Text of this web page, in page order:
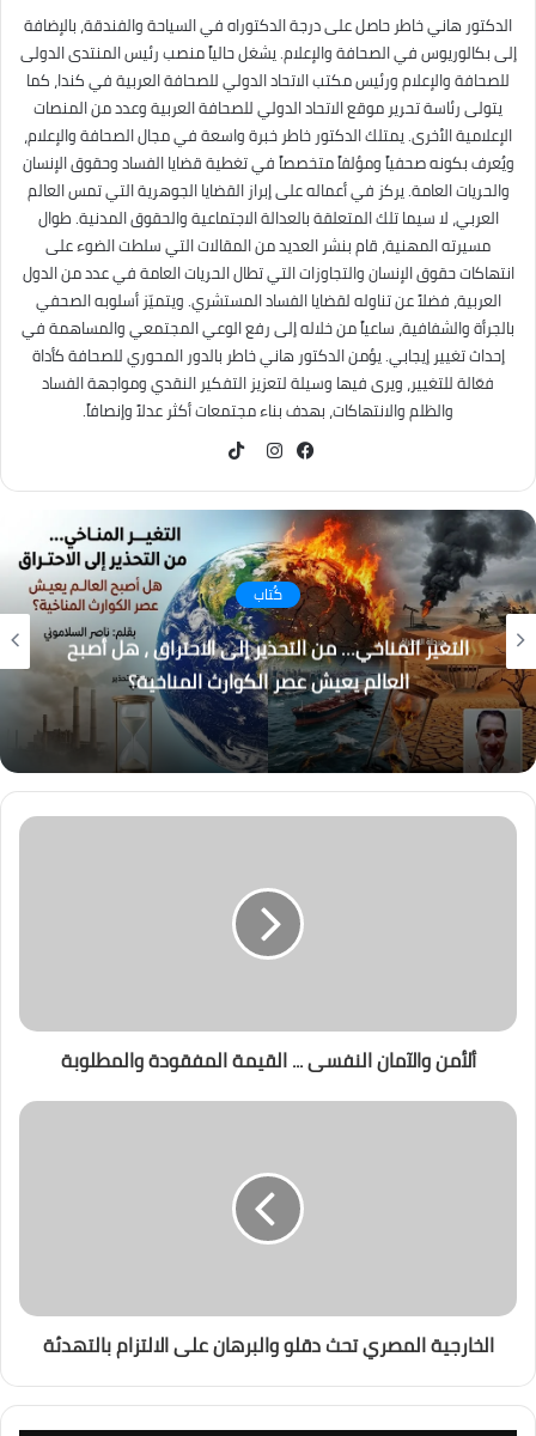
الدكتور هاني خاطر حاصل على درجة الدكتوراه في السياحة والفندقة، بالإضافة
إلى بكالوريوس في الصحافة والإعلام. يشغل حالياً منصب رئيس المنتدى الدولى
للصحافة والإعلام ورئيس مكتب الاتحاد الدولي للصحافة العربية في كندا، كما
يتولى رئاسة تحرير موقع الاتحاد الدولي للصحافة العربية وعدد من المنصات
الإعلامية الأخرى. يمتلك الدكتور خاطر خبرة واسعة في مجال الصحافة والإعلام،
ويُعرف بكونه صحفياً ومؤلفاً متخصصاً في تغطية قضايا الفساد وحقوق الإنسان
والحريات العامة. يركز في أعماله على إبراز القضايا الجوهرية التي تمس العالم
العربي، لا سيما تلك المتعلقة بالعدالة الاجتماعية والحقوق المدنية. طوال
مسيرته المهنية، قام بنشر العديد من المقالات التي سلطت الضوء على
انتهاكات حقوق الإنسان والتجاوزات التي تطال الحريات العامة في عدد من الدول
العربية، فضلاً عن تناوله لقضايا الفساد المستشري. ويتميّز أسلوبه الصحفي
بالجرأة والشفافية، ساعياً من خلاله إلى رفع الوعي المجتمعي والمساهمة في
إحداث تغيير إيجابي. يؤمن الدكتور هاني خاطر بالدور المحوري للصحافة كأداة
فعّالة للتغيير، ويرى فيها وسيلة لتعزيز التفكير النقدي ومواجهة الفساد
والظلم والانتهاكات، بهدف بناء مجتمعات أكثر عدلاً وإنصافاً.
كُتاب
التغير المناخي… من التحذير إلى الاحتراق ، هل أصبح
العالم يعيش عصر الكوارث المناخية؟
ألأمن والآمان النفسى ... القيمة المفقودة والمطلوبة
الخارجية المصري تحث دقلو والبرهان على الالتزام بالتهدئة